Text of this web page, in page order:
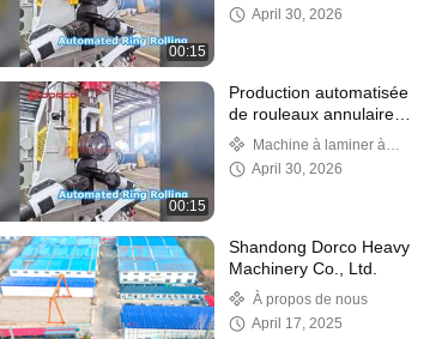
00:15
l'anneau vertical
April 30, 2026
00:15
Production automatisée
de rouleaux annulaires
CNCMachine à laminer à
l'anneau vertical
April 30, 2026
Shandong Dorco Heavy
Machinery Co., Ltd.
À propos de nous
April 17, 2025